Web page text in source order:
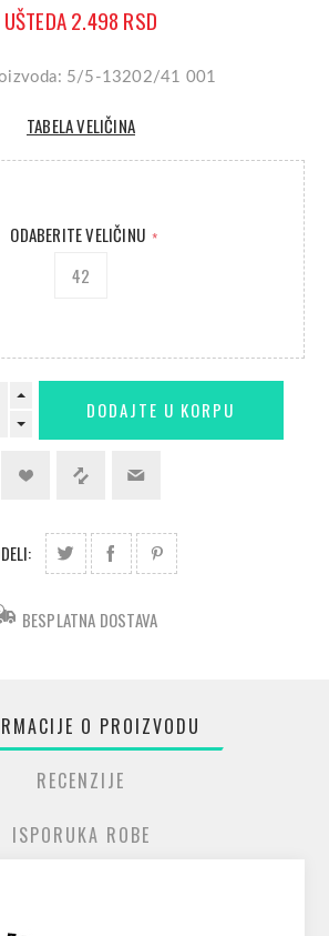
UŠTEDA 2.498 RSD
5/5-13202/41 001
TABELA VELIČINA
ODABERITE VELIČINU *
42
BESPLATNA DOSTAVA
O PROIZVODU
RECENZIJE
ISPORUKA ROBE